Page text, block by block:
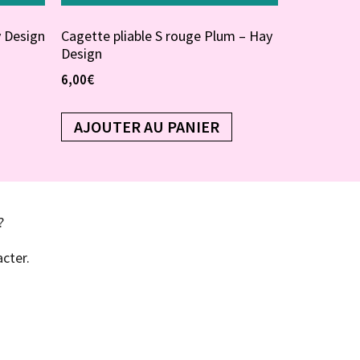
Cagette pliable S rouge Plum – Hay
Design
6,00€
AJOUTER AU PANIER